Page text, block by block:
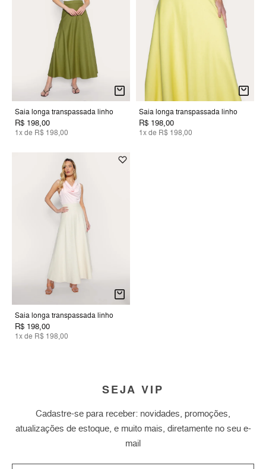
Saia longa transpassada linho
R$ 198,00
1x de R$ 198,00
Saia longa transpassada linho
R$ 198,00
1x de R$ 198,00
Saia longa transpassada linho
R$ 198,00
1x de R$ 198,00
SEJA VIP
Cadastre-se para receber: novidades, promoções,
atualizações de estoque, e muito mais, diretamente no seu e-
mail